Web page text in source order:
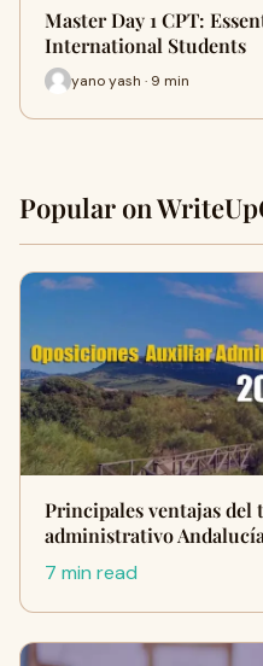
Master Day 1 CPT:
International Students
yano yash · 9 min
Popular on
Principales ventajas
administrativo Andalucía
7 min read